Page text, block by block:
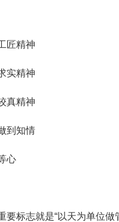
匠精神
实精神
真精神
到知情
心
要标志就是“以天为单位